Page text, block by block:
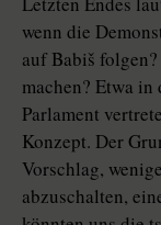
wenn die
auf Babiš
machen? Etwa
Parlament
Konzept. Der
Vorschlag,
abzuschalten,